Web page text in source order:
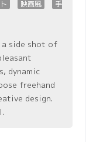
映画風
手
side shot of
dynamic
freehand
design.